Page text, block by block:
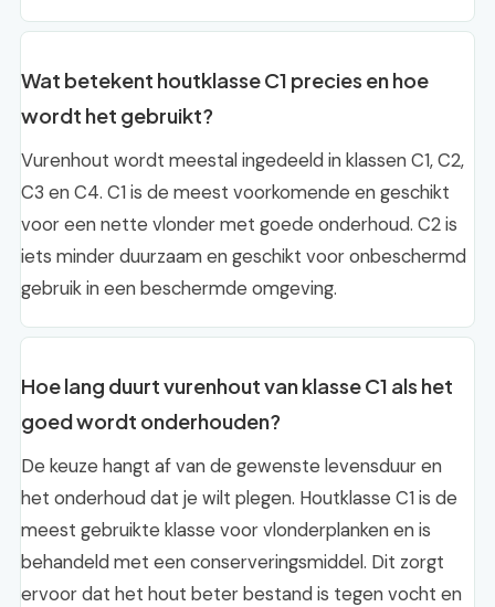
Wat betekent houtklasse C1 precies en hoe
wordt het gebruikt?
Vurenhout wordt meestal ingedeeld in klassen C1, C2,
C3 en C4. C1 is de meest voorkomende en geschikt
voor een nette vlonder met goede onderhoud. C2 is
iets minder duurzaam en geschikt voor onbeschermd
gebruik in een beschermde omgeving.
Hoe lang duurt vurenhout van klasse C1 als het
goed wordt onderhouden?
De keuze hangt af van de gewenste levensduur en
het onderhoud dat je wilt plegen. Houtklasse C1 is de
meest gebruikte klasse voor vlonderplanken en is
behandeld met een conserveringsmiddel. Dit zorgt
ervoor dat het hout beter bestand is tegen vocht en